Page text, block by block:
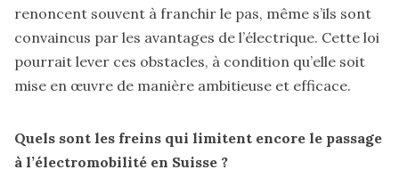
renoncent souvent à franchir le pas, même s’ils sont
convaincus par les avantages de l’électrique. Cette loi
pourrait lever ces obstacles, à condition qu’elle soit
mise en œuvre de manière ambitieuse et efficace.
Quels sont les freins qui limitent encore le passage
à l’électromobilité en Suisse ?